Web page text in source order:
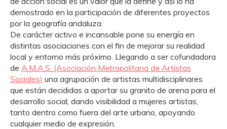
demostrado en la participación de diferentes proyectos
por la geografía andaluza.
De carácter activo e incansable pone su energía en
distintas asociaciones con el fin de mejorar su realidad
local y entorno más próximo. Llegando a ser cofundadora
de A.M.A.S. (Asociación Metropolitana de Artistas
Sociales) una agrupación de artistas multidisciplinares
que están decididas a aportar su granito de arena para el
desarrollo social, dando visibilidad a mujeres artistas,
tanto dentro como fuera del arte urbano, apoyando
cualquier medio de expresión.